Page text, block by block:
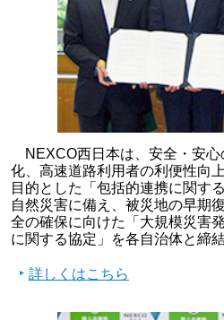
NEXCO西日本は、安全・安
化、高速道路利用者の利便性向
目的とした「包括的連携に関す
自然災害に備え、被災地の早期
全の確保に向けた「大規模災害
に関する協定」を各自治体と締
詳しくはこちら